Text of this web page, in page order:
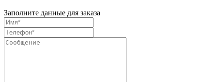
Заполните данные для заказа